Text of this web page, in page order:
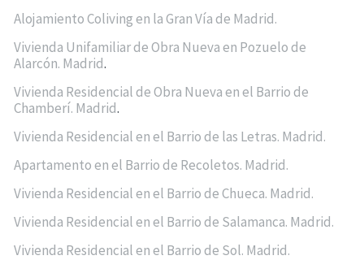
Alojamiento Coliving en la Gran Vía de Madrid.
Vivienda Unifamiliar de Obra Nueva en Pozuelo de
Alarcón. Madrid.
Vivienda Residencial de Obra Nueva en el Barrio de
Chamberí. Madrid.
Vivienda Residencial en el Barrio de las Letras. Madrid.
Apartamento en el Barrio de Recoletos. Madrid.
Vivienda Residencial en el Barrio de Chueca. Madrid.
Vivienda Residencial en el Barrio de Salamanca. Madrid.
Vivienda Residencial en el Barrio de Sol. Madrid.